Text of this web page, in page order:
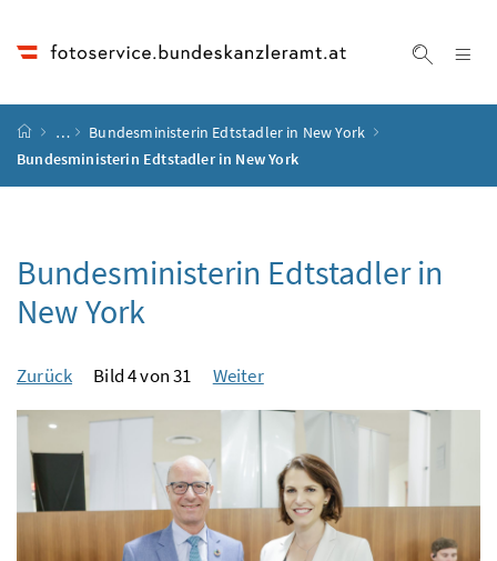
Startseite
…
Bundesministerin Edtstadler in New York
Bundesministerin Edtstadler in New York
Bundesministerin Edtstadler in
New York
Zurück Bild 4 von 31 Weiter